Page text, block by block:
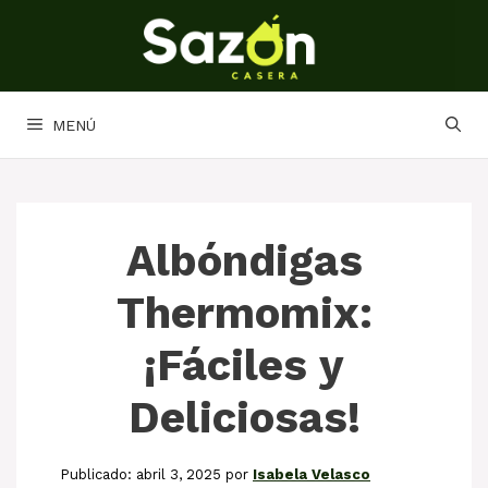
MENÚ
Albóndigas
Thermomix:
¡Fáciles y
Deliciosas!
abril 3, 2025 por Isabela Velasco